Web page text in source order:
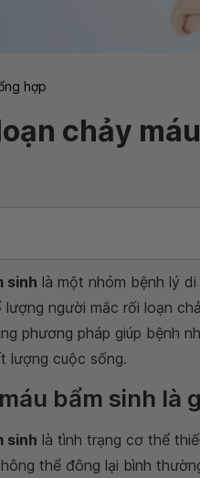
hợp
chảy
sinh là một nhóm bệnh lý
người mắc rối loạn
phương pháp giúp bệnh
lượng cuộc sống.
bẩm sinh là
sinh là tình trạng cơ thể
thể đông lại bình